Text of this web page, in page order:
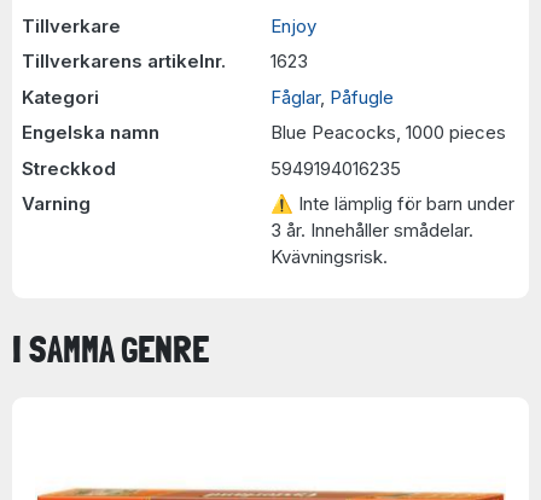
Tillverkare
Enjoy
Tillverkarens artikelnr.
1623
Kategori
Fåglar, Påfugle
Engelska namn
Blue Peacocks, 1000 pieces
Streckkod
5949194016235
Varning
⚠ Inte lämplig för barn under
3 år. Innehåller smådelar.
Kvävningsrisk.
I SAMMA GENRE